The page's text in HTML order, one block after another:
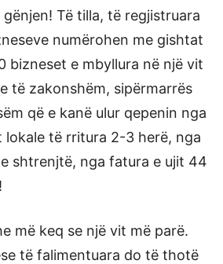
Të tilla, të regjistruara
numërohen me gishtat
bizneset e mbyllura në një vit
të zakonshëm, sipërmarrës
që e kanë ulur qepenin nga
të rritura 2-3 herë, nga
shtrenjtë, nga fatura e ujit 44
më keq se një vit më parë.
të falimentuara do të thotë